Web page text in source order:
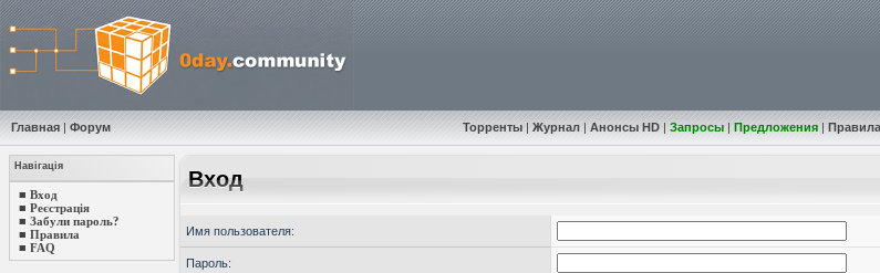
Главная | Форум Торренты |Журнал |Анонсы HD |Запросы |Предложения |Правила
Навігація
■ Вход
■ Реєстрація
■ Забули пароль?
■ Правила
■ FAQ
Вход
Имя пользователя:
Пароль: